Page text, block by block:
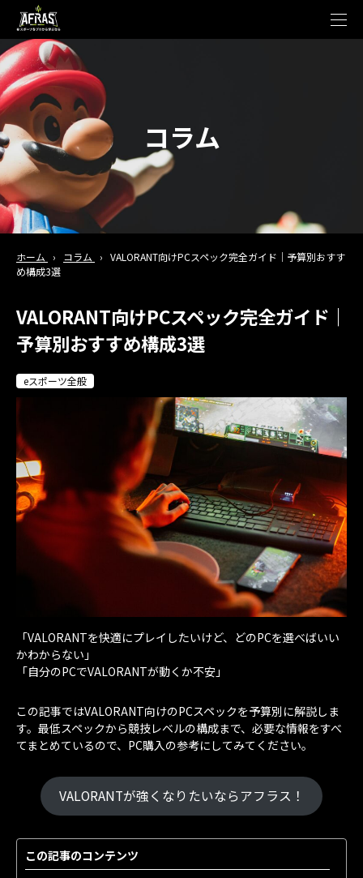
t
コラム
ホーム › コラム › VALORANT向けPCスペック完全ガイド｜予算別おすす
め構成3選
VALORANT向けPCスペック完全ガイド｜
予算別おすすめ構成3選
eスポーツ全般
「VALORANTを快適にプレイしたいけど、どのPCを選べばいい
かわからない」
「自分のPCでVALORANTが動くか不安」
この記事ではVALORANT向けのPCスペックを予算別に解説しま
す。最低スペックから競技レベルの構成まで、必要な情報をすべ
てまとめているので、PC購入の参考にしてみてください。
VALORANTが強くなりたいならアフラス！
この記事のコンテンツ